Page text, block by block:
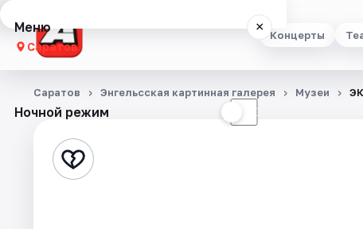
Концерты
Меню ×
Саратов
Концерты
Стендап
Ночной режим ☾
Саратов Энгельсская картинная галерея Музеи